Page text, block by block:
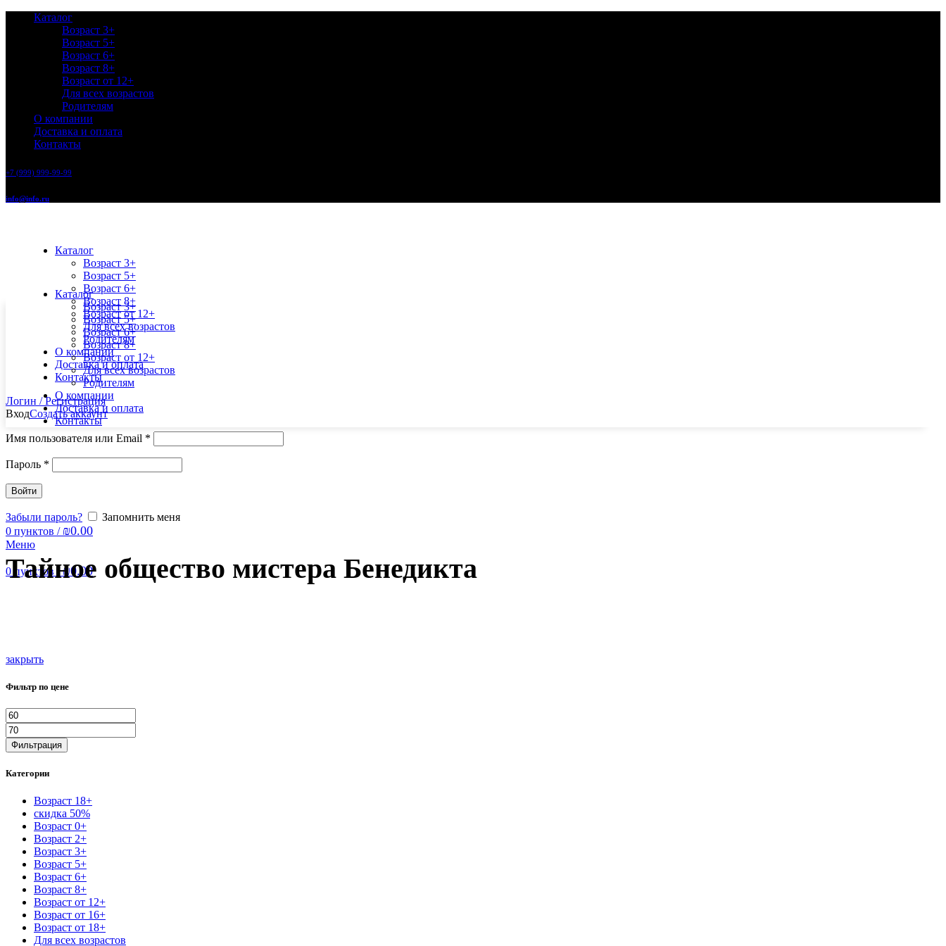
Каталог
Возраст 3+
Возраст 5+
Возраст 6+
Возраст 8+
Возраст от 12+
Для всех возрастов
Родителям
О компании
Доставка и оплата
Контакты
+7 (999) 999-99-99
info@info.ru
Каталог
Возраст 3+
Возраст 5+
Возраст 6+
Возраст 8+
Возраст от 12+
Для всех возрастов
Родителям
О компании
Доставка и оплата
Контакты
Логин / Регистрация
ВходСоздать аккаунт
Имя пользователя или Email *
Пароль *
Войти
Забыли пароль?
Запомнить меня
0 пунктов / ₪0.00
Меню
0 пунктов ₪0.00
Каталог
Возраст 3+
Возраст 5+
Возраст 6+
Возраст 8+
Возраст от 12+
Для всех возрастов
Родителям
О компании
Доставка и оплата
Контакты
Тайное общество мистера Бенедикта
закрыть
Фильтр по цене
Минимальная
цена
цена
Фильтрация
Категории
Возраст 18+
скидка 50%
Возраст 0+
Возраст 2+
Возраст 3+
Возраст 5+
Возраст 6+
Возраст 8+
Возраст от 12+
Возраст от 16+
Возраст от 18+
Для всех возрастов